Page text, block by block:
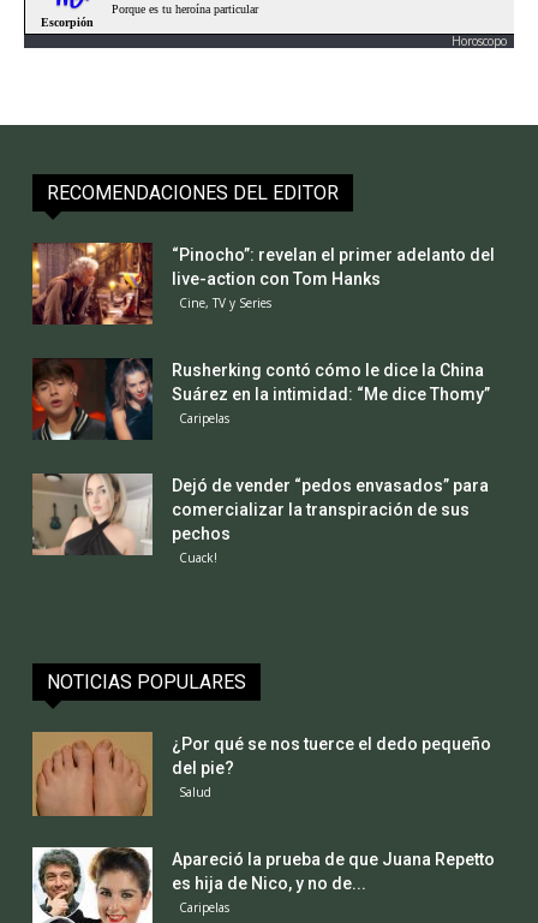
Horoscopo
RECOMENDACIONES DEL EDITOR
“Pinocho”: revelan el primer adelanto del
live-action con Tom Hanks
Cine, TV y Series
Rusherking contó cómo le dice la China
Suárez en la intimidad: “Me dice Thomy”
Caripelas
Dejó de vender “pedos envasados” para
comercializar la transpiración de sus
pechos
Cuack!
NOTICIAS POPULARES
¿Por qué se nos tuerce el dedo pequeño
del pie?
Salud
Apareció la prueba de que Juana Repetto
es hija de Nico, y no de...
Caripelas